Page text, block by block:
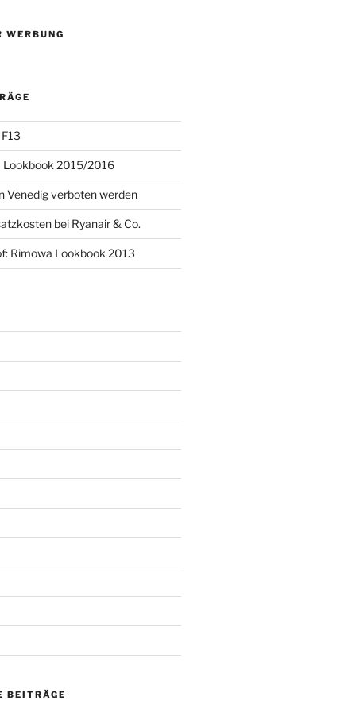
WERBUNG
Lookbook 2015/2016
Venedig verboten werden
bei Ryanair & Co.
Rimowa Lookbook 2013
BEITRÄGE